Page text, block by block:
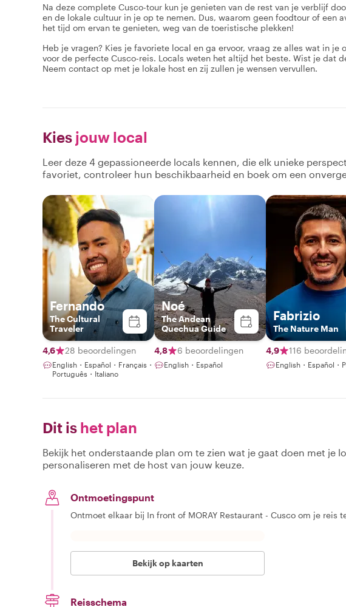
Na deze complete Cusco-tour kun je genieten van de rest van je verblijf
en de lokale cultuur in je op te nemen. Dus, waarom geen foodtour of een
het tijd om ervan te genieten, weg van de toeristische plekken!
Heb je vragen? Kies je favoriete local en ga ervoor, vraag ze alles wat in
voor de perfecte Cusco-reis. Locals weten het altijd het beste. Wist je dat
Neem contact op met je lokale host en zij zullen je wensen vervullen.
Kies jouw local
Leer deze 4 gepassioneerde locals kennen, die elk unieke
favoriet, controleer hun beschikbaarheid en boek om een
Fernando
The Cultural
Traveler
4,6 28 beoordelingen
English・Español・Français・
Português・Italiano
Noé
The Andean
Quechua Guide
4,8 6 beoordelingen
English・Español
Fabrizio
The Nature Man
4,9 116
English・Español・
Dit is het plan
Bekijk het onderstaande plan om te zien wat je gaat doen met je
personaliseren met de host van jouw keuze.
Ontmoetingspunt
Ontmoet elkaar bij In front of MORAY Restaurant - Cusco om je reis
Bekijk op kaarten
Reisschema